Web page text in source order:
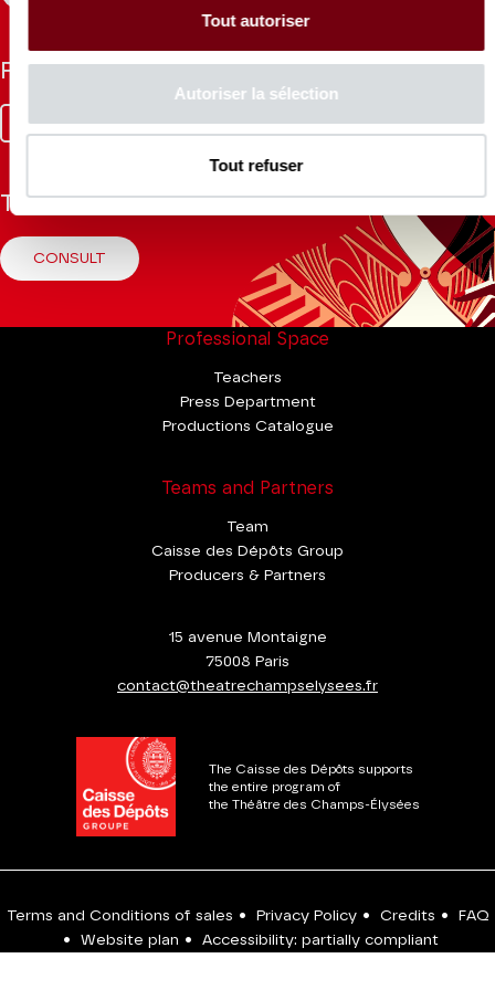
Tout autoriser
Autoriser la sélection
Tout refuser
Follow us
FacebookInstagram
Tik YoutubeLinkedin
The Mag
CONSULT
Professional Space
Teachers
Press Department
Productions Catalogue
Teams and Partners
Team
Caisse des Dépôts Group
Producers & Partners
15 avenue Montaigne
75008 Paris
contact@theatrechampselysees.fr
The Caisse des Dépôts supports
the entire program of
the Théâtre des Champs-Élysées
Terms and Conditions of sales • Privacy Policy • Credits •
FAQ
•
Website plan • Accessibility: partially compliant